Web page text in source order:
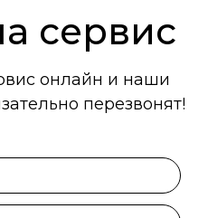
сервис
онлайн и наши
перезвонят!